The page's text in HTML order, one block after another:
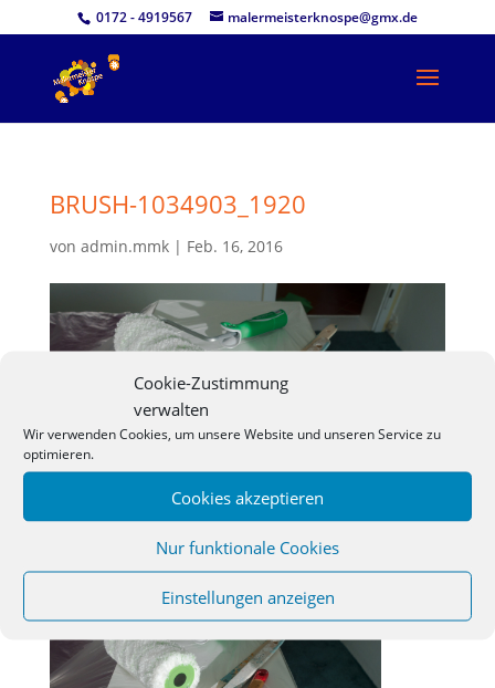
Cookie-Zustimmung
verwalten
Wir verwenden Cookies, um unsere Website und unseren Service zu
optimieren.
Cookies akzeptieren
Nur funktionale Cookies
Einstellungen anzeigen
0172 - 4919567 malermeisterknospe@gmx.de
BRUSH-1034903_1920
von admin.mmk| Feb. 16, 2016